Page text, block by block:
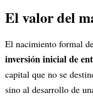
El valor del
El nacimiento formal
inversión inicial de
capital que no se
sino al desarrollo de